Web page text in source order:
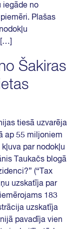
iegāde no
Plašas
Šakiras
tiesā uzvarēja
ap 55 miljoniem
par nodokļu
Taukačs blogā
(“Tax
uzskatīja par
183
uzskatīja
pavadīja vien